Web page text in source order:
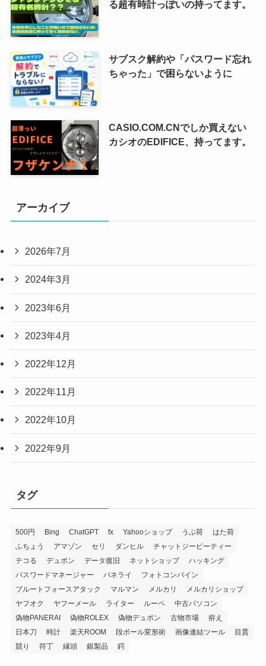
る超有時計っぽいの持ってます。
サブスク解約や「パスワード忘れ
ちゃった」で困らないように
CASIO.COM.CNでしか買えない
カシオのEDIFICE、持ってます。
アーカイブ
2026年7月
2024年3月
2023年6月
2023年4月
2022年12月
2022年11月
2022年10月
2022年9月
タグ
500円 Bing ChatGPT fx Yahooショップ うぶ荷
はた荷
ふちょう
アマゾン セリ ダンヒル
チャットジーピーティー
テコる
デュポン データ復旧 ネットショップ
ハッキング
パスワードマネージャー
パネライ
フォトコンバイン
ブルートフォースアタック
マルマン メルカリ
メルカリショップ
ヤフオク
ヤフーメール ライター ルーペ
中古パソコン
偽物PANERAI
偽物ROLEX 偽物デュポン 古物市場
拵え
日本刀
時計 楽天ROOM 段ボール変形術 画像連結ツール
目貫
競り
符丁 縁頭 銀製品 鍔